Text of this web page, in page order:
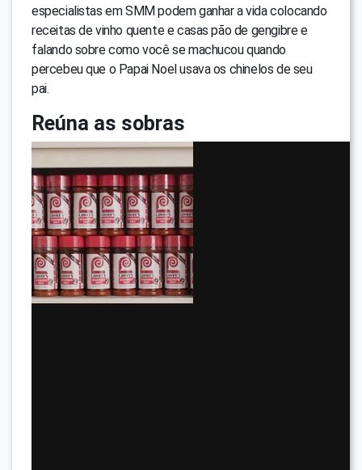
especialistas em SMM podem ganhar a vida colocando
receitas de vinho quente e casas pão de gengibre e
falando sobre como você se machucou quando
percebeu que o Papai Noel usava os chinelos de seu
pai.
Reúna as sobras